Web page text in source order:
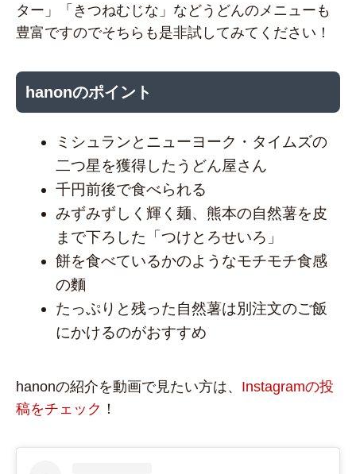
ター」「きつねむじな」などうどんのメニューも
豊富ですのでそちらも是非試してみてください！
hanonのポイント
ミシュランとニューヨーク・タイムズの
二つ星を獲得したうどん屋さん
千円前後で食べられる
みずみずしく輝く麺、熊本の自然薯を皮
まで下ろした「つけとろせいろ」
餅を食べているかのようなモチモチ食感
の麵
たっぷりと残った自然薯は別注文のご飯
にかけるのがおすすめ
hanonの紹介を動画で見たい方は、 Instagramの投
稿をチェック ！